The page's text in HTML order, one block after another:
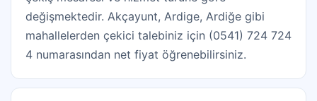
değişmektedir. Akçayunt, Ardige, Ardiğe gibi
mahallelerden çekici talebiniz için (0541) 724 724
4 numarasından net fiyat öğrenebilirsiniz.